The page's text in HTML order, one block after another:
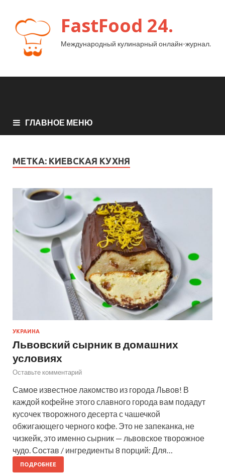
FastFood 24.
Международный кулинарный онлайн-журнал.
ГЛАВНОЕ МЕНЮ
МЕТКА: КИЕВСКАЯ КУХНЯ
УКРАИНА
Львовский сырник в домашних
условиях
Оставьте комментарий
Самое известное лакомство из города Львов! В
каждой кофейне этого славного города вам подадут
кусочек творожного десерта с чашечкой
обжигающего черного кофе. Это не запеканка, не
чизкейк, это именно сырник — львовское творожное
чудо. Состав / ингредиенты 8 порций: Для…
ПОДРОБНЕЕ